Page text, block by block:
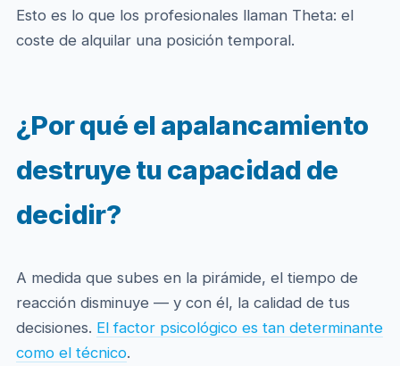
Esto es lo que los profesionales llaman Theta: el
coste de alquilar una posición temporal.
¿Por qué el apalancamiento
destruye tu capacidad de
decidir?
A medida que subes en la pirámide, el tiempo de
reacción disminuye — y con él, la calidad de tus
decisiones. El factor psicológico es tan determinante
como el técnico.